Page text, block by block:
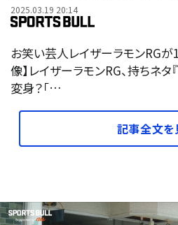
2025.03.19 20:14
お笑い芸人レイザーラモンRGが
像】レイザーラモンRG、持ちネ
変身？「…
記事全文を